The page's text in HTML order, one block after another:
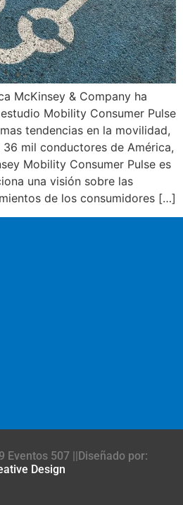
McKinsey & Company ha
Mobility Consumer Pulse
tendencias en la movilidad,
mil conductores de América,
Mobility Consumer Pulse es
una visión sobre las
de los consumidores […]
Eventos 507 ||Diseñado por:
Design